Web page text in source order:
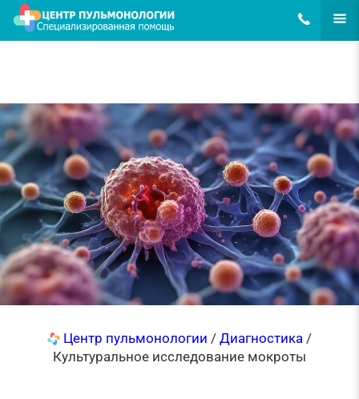
8(495)648-
ЕЩЁ
Центр пульмонологии / Диагностика /
Культуральное исследование мокроты